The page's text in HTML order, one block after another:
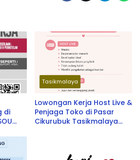
di
Tasikmalaya
Lowongan Kerja Host Live &
Penjaga Toko di Pasar
Cikurubuk Tasikmalaya